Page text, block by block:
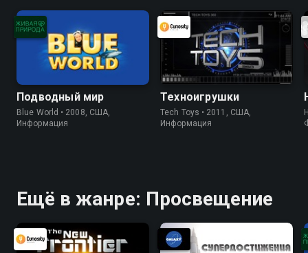
Подводный мир
Blue World • 2008, США,
Информация
Техноигрушки
Tech Toys • 2011, США,
Информация
Ещё в жанре: Просвещение